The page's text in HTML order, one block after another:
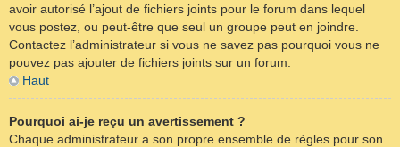
avoir autorisé l’ajout de fichiers joints pour le forum dans lequel
vous postez, ou peut-être que seul un groupe peut en joindre.
Contactez l’administrateur si vous ne savez pas pourquoi vous ne
pouvez pas ajouter de fichiers joints sur un forum.
Haut
Pourquoi ai-je reçu un avertissement ?
Chaque administrateur a son propre ensemble de règles pour son